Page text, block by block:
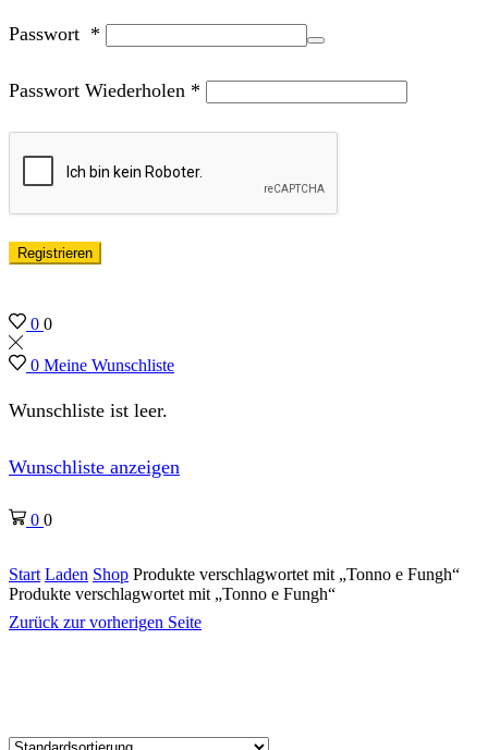
Passwort *
Passwort Wiederholen *
Registrieren
0 0
0 Meine Wunschliste
Wunschliste ist leer.
Wunschliste anzeigen
0 0
Start Laden Shop Produkte verschlagwortet mit „Tonno e Fungh“
Produkte verschlagwortet mit „Tonno e Fungh“
Zurück zur vorherigen Seite